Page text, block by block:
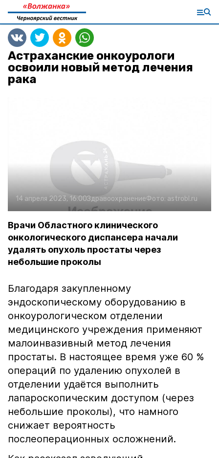
Астраханские онкоурологи
освоили новый метод лечения
рака
14 апреля 2023, 16:00ЗдравоохранениеФото: astrobl.ru
Врачи Областного клинического
онкологического диспансера начали
удалять опухоль простаты через
небольшие проколы
Благодаря закупленному
эндоскопическому оборудованию в
онкоурологическом отделении
медицинского учреждения применяют
малоинвазивный метод лечения
простаты. В настоящее время уже 60 %
операций по удалению опухолей в
отделении удаётся выполнить
лапароскопическим доступом (через
небольшие проколы), что намного
снижает вероятность
послеоперационных осложнений.